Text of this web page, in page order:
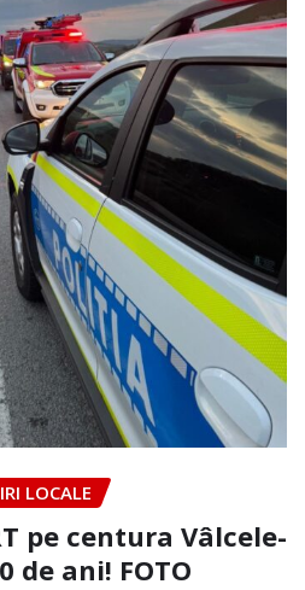
LOCALE
pe centura Vâlcele-
de ani! FOTO